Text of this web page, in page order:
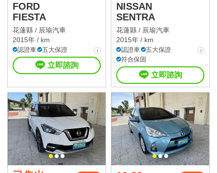
FORD
FIESTA
花蓮縣 / 辰瑜汽車
2015年 / km
認證車 五大保證
立即諮詢
NISSAN
SENTRA
花蓮縣 / 辰瑜汽車
2015年 / km
認證車
五大保證
符合保固
立即諮詢